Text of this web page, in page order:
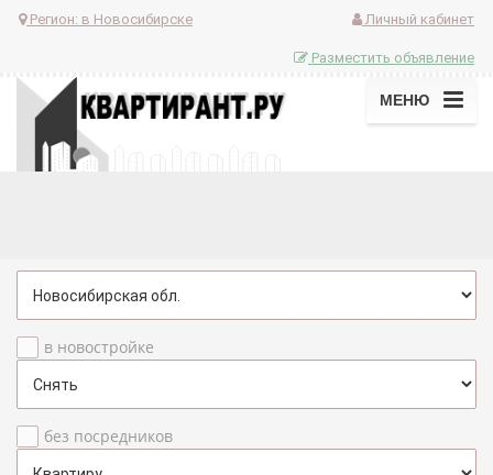
Регион: в Новосибирске Личный кабинет
Разместить объявление
МЕНЮ
в новостройке
без посредников